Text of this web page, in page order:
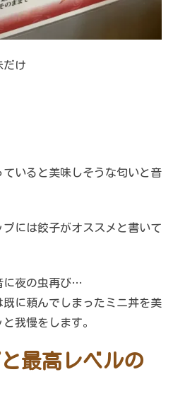
だけ
いると美味しそうな匂いと音
には餃子がオススメと書いて
に夜の虫再び…
に頼んでしまったミニ丼を美
我慢をします。
最高レベルの